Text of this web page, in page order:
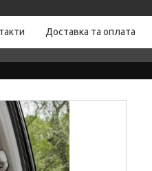
Доставка та оплата